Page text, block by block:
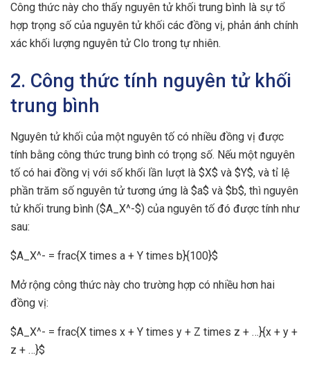
Công thức này cho thấy nguyên tử khối trung bình là sự tổ
hợp trọng số của nguyên tử khối các đồng vị, phản ánh chính
xác khối lượng nguyên tử Clo trong tự nhiên.
2. Công thức tính nguyên tử khối
trung bình
Nguyên tử khối của một nguyên tố có nhiều đồng vị được
tính bằng công thức trung bình có trọng số. Nếu một nguyên
tố có hai đồng vị với số khối lần lượt là $X$ và $Y$, và tỉ lệ
phần trăm số nguyên tử tương ứng là $a$ và $b$, thì nguyên
tử khối trung bình ($A_X^-$) của nguyên tố đó được tính như
sau:
$A_X^- = frac{X times a + Y times b}{100}$
Mở rộng công thức này cho trường hợp có nhiều hơn hai
đồng vị:
$A_X^- = frac{X times x + Y times y + Z times z + …}{x + y +
z + …}$